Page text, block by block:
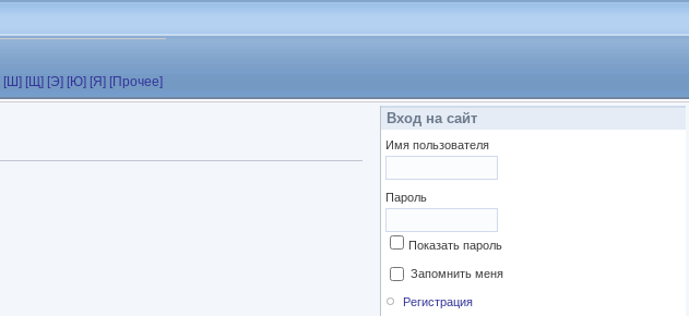
[Ш] [Щ] [Э] [Ю] [Я] [Прочее]
Вход на сайт
Имя пользователя
Пароль
Показать пароль
Запомнить меня
Регистрация